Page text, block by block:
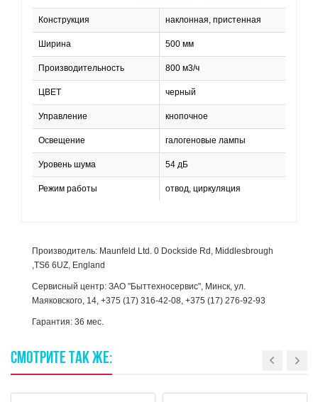
Конструкция наклонная, пристенная
Ширина 500 мм
Производительность 800 м3/ч
ЦВЕТ черный
Управление кнопочное
Освещение галогеновые лампы
Уровень шума 54 дБ
Режим работы отвод, циркуляция
Производитель: Maunfeld Ltd. 0 Dockside Rd, Middlesbrough
,TS6 6UZ, England
Сервисный центр: ЗАО "Быттехносервис", Минск, ул.
Маяковского, 14, +375 (17) 316-42-08, +375 (17) 276-92-93
Гарантия: 36 мес.
СМОТРИТЕ ТАКЖЕ: